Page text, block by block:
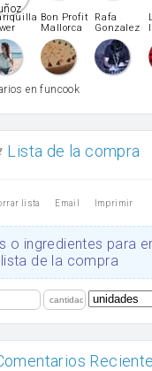
Bon Profit
Mallorca
Rafa
Gonzalez
en funcook
Lista de la compra
lista Email Imprimir
o ingredientes para
lista de la compra